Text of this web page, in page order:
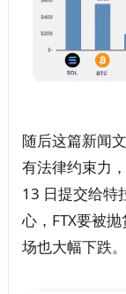
随后这篇新闻
有法律约束力
13 日提交给特
心，FTX要被
场也大幅下跌。